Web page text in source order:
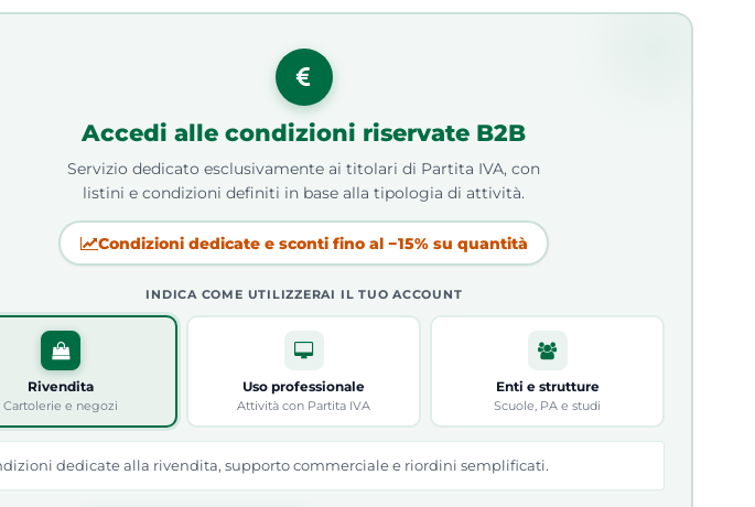
Accedi alle condizioni riservate B2B
Servizio dedicato esclusivamente ai titolari di Partita IVA, con
listini e condizioni definiti in base alla tipologia di attività.
Condizioni dedicate e sconti fino al −15% su quantità
INDICA COME UTILIZZERAI IL TUO ACCOUNT
Rivendita
Cartolerie e negozi
Uso professionale
Attività con Partita IVA
Enti e strutture
Scuole, PA e studi
dedicate alla rivendita, supporto commerciale e riordini semplificati.